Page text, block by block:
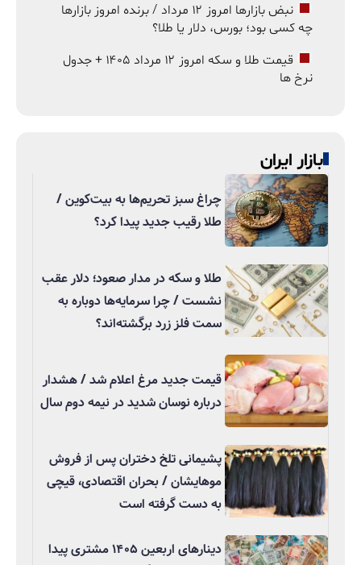
نبض بازارها امروز ۱۲ مرداد / برنده امروز بازارها
چه کسی بود؛ بورس، دلار یا طلا؟
قیمت طلا و سکه امروز ۱۲ مرداد ۱۴۰۵ + جدول
نرخ ها
بازار ایران
چراغ سبز تحریم‌ها به بیت‌کوین /
طلا رقیب جدید پیدا کرد؟
طلا و سکه در مدار صعود؛ دلار عقب
نشست / چرا سرمایه‌ها دوباره به
سمت فلز زرد برگشته‌اند؟
قیمت جدید مرغ اعلام شد / هشدار
درباره نوسان شدید در نیمه دوم سال
پشیمانی تلخ دختران پس از فروش
موهایشان / بحران اقتصادی، قیچی
به دست گرفته است
دینارهای اربعین ۱۴۰۵ مشتری پیدا